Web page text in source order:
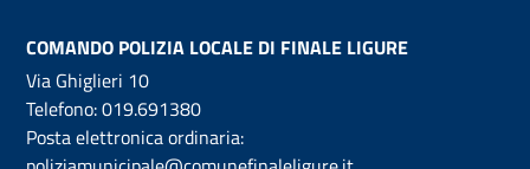
COMANDO POLIZIA LOCALE DI FINALE LIGURE
Via Ghiglieri 10
Telefono:019.691380
Posta elettronica ordinaria: